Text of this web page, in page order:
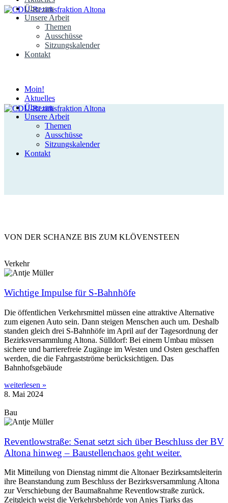
Über uns
Unsere Arbeit
Themen
Ausschüsse
Sitzungskalender
Kontakt
Moin!
Aktuelles
Über uns
Unsere Arbeit
Themen
Ausschüsse
Sitzungskalender
Kontakt
VON DER SCHANZE BIS ZUM KLÖVENSTEEN
Verkehr
Wichtige Impulse für S-Bahnhöfe
Die öffentlichen Verkehrsmittel müssen eine attraktive Alternative
zum eigenen Auto sein. Dann steigen Menschen auch um. Deshalb
standen gleich drei S-Bahnhöfe im April auf der Tagesordnung der
Bezirksversammlung Altona. Sülldorf: Bei einem Umbau müssen
sichere und barrierefreie Zugänge im Westen und Osten geschaffen
werden, die die Fahrgastströme berücksichtigen. Das
Bahnhofsgebäude
weiterlesen »
8. Mai 2024
Bau
Reventlowstraße: Senat setzt sich über Beschluss der BV
Altona hinweg – Baustellenchaos geht weiter.
Mit Mitteilung von Dienstag nimmt die Altonaer Bezirksamtsleiterin
ihre Beanstandung zum Beschluss der Bezirksversammlung Altona
zur Verschiebung der Baumaßnahme Reventlowstraße zurück.
Zeitgleich weist die Verkehrsbehörde von Anjes Tjarks das